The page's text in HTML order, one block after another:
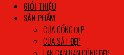
GIỚI THIỆU
SẢN PHẨM
CỬA CỔNG ĐẸP
CỬA SẮT ĐẸP